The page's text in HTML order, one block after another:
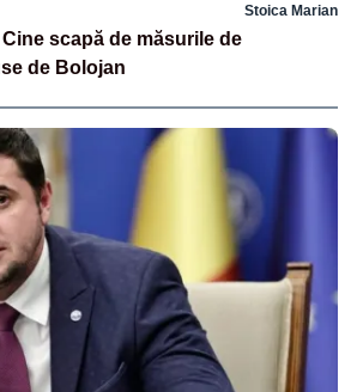
Stoica Marian
scapă de măsurile de
de Bolojan